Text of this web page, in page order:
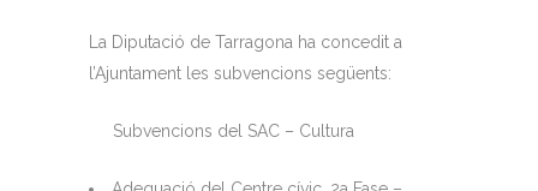
La Diputació de Tarragona ha concedit a
l’Ajuntament les subvencions següents:
Subvencions del SAC – Cultura